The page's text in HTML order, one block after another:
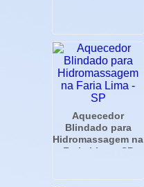
Aquecedor
Blindado para
Hidromassagem na
Faria Lima - SP